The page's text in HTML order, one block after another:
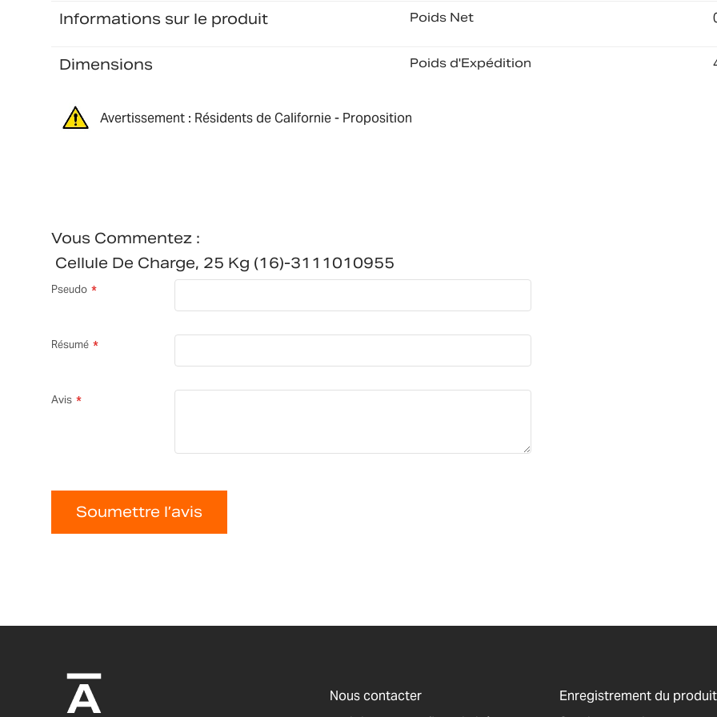
Informations sur le produit Poids Net
Dimensions Poids d'Expédition
Avertissement : Résidents de Californie - Proposition
Vous Commentez :
Cellule De Charge, 25 Kg (16)-3111010955
Pseudo
Résumé
Avis
Soumettre l’avis
Nous contacter
Enregistrement du produit